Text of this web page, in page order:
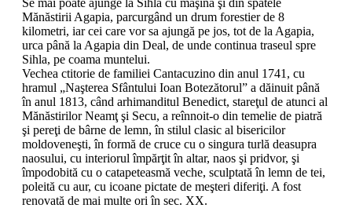
Mănăstirii Agapia, parcurgând un drum forestier de 8
kilometri, iar cei care vor sa ajungă pe jos, tot de la Agapia,
urca până la Agapia din Deal, de unde continua traseul spre
Sihla, pe coama muntelui.
Vechea ctitorie de familiei Cantacuzino din anul 1741, cu
hramul „Naşterea Sfântului Ioan Botezătorul” a dăinuit până
în anul 1813, când arhimanditul Benedict, stareţul de atunci al
Mănăstirilor Neamţ şi Secu, a reînnoit-o din temelie de piatră
şi pereţi de bârne de lemn, în stilul clasic al bisericilor
moldoveneşti, în formă de cruce cu o singura turlă deasupra
naosului, cu interiorul împărţit în altar, naos şi pridvor, şi
împodobită cu o catapeteasmă veche, sculptată în lemn de tei,
poleită cu aur, cu icoane pictate de meşteri diferiţi. A fost
renovată de mai multe ori în sec. XX.